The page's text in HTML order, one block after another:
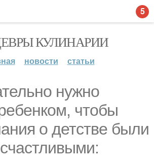
КУЛИНАРИИ
новости статьи
нужно
чтобы
о детстве были
5